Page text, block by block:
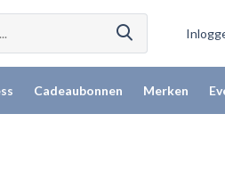
Cadeaubonnen Merken